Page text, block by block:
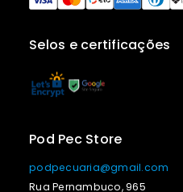
Selos e certificações
Pod Pec Store
podpecuaria@gmail.com
Rua Pernambuco, 965